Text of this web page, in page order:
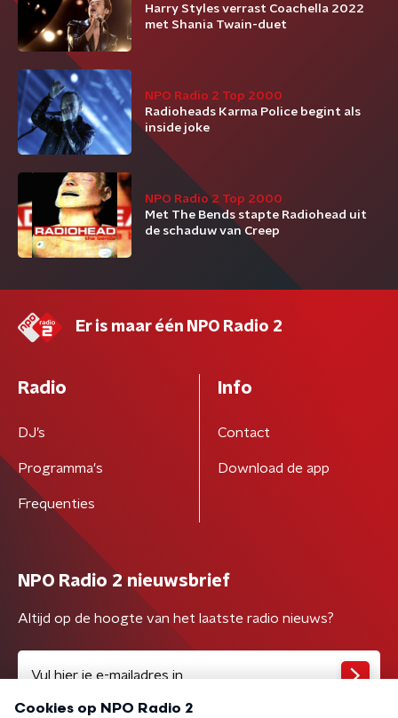
Harry Styles verrast Coachella 2022
met Shania Twain-duet
NPO Radio 2 Top 2000
Radioheads Karma Police begint als
inside joke
NPO Radio 2 Top 2000
Met The Bends stapte Radiohead uit
de schaduw van Creep
Er is maar één NPO Radio 2
Radio
DJ’s
Programma's
Frequenties
Info
Contact
Download de app
NPO Radio 2 nieuwsbrief
Altijd op de hoogte van het laatste radio nieuws?